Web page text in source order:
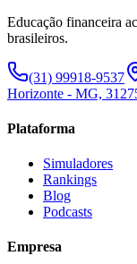
Educação financeira
brasileiros.
(31) 99918-9537
Horizonte - MG,
Plataforma
Simuladores
Rankings
Blog
Podcasts
Empresa